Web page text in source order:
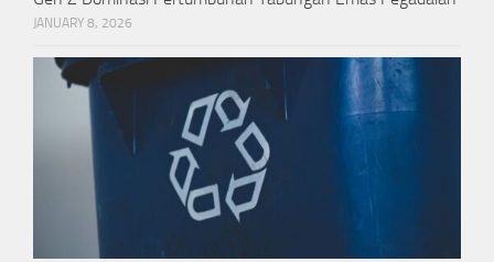
JANUARY 8, 2026